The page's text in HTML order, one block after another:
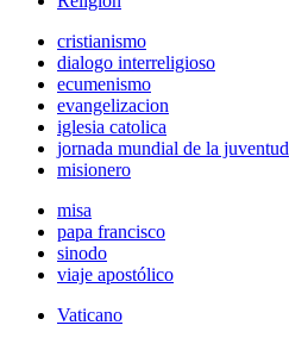
cristianismo
dialogo interreligioso
ecumenismo
evangelizacion
iglesia catolica
jornada mundial de la juventud
misionero
misa
papa francisco
sinodo
viaje apostólico
Vaticano